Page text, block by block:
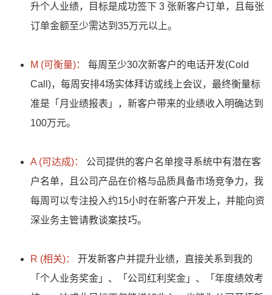
升个人业绩，目标是成功签下 3 张新客户订单，且每张
订单金额至少需达到35万元以上。
M (可衡量)：
每周至少30次新客户的电话开发(Cold
Call)，每周安排4场实体拜访或线上会议，最终衡量标
准是「月业绩报表」，新客户带来的业绩收入明确达到
100万元。
A (可达成)：
公司提供的客户名单搜寻系统中有潜在客
户名单，且公司产品在价格与品质具备市场竞争力，我
每周可以专注投入约15小时在新客户开发上，并能向资
深业务主管请教谈案技巧。
R (相关)：
开发新客户并提升业绩，直接关系到我的
「个人业务奖金」、「公司红利奖金」、「年度绩效考